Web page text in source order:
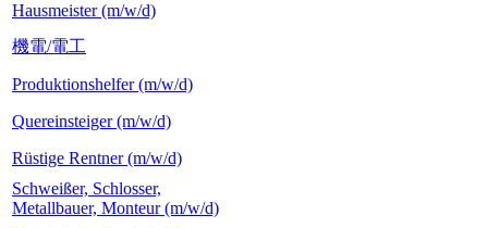
Hausmeister (m/w/d)
機電/電工
Produktionshelfer (m/w/d)
Quereinsteiger (m/w/d)
Rüstige Rentner (m/w/d)
Schweißer, Schlosser,
Metallbauer, Monteur (m/w/d)